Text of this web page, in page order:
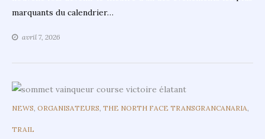
marquants du calendrier…
avril 7, 2026
CATEGORIES
NEWS ORGANISATEURS THE NORTH FACE TRANSGRANCANARIA
TRAIL